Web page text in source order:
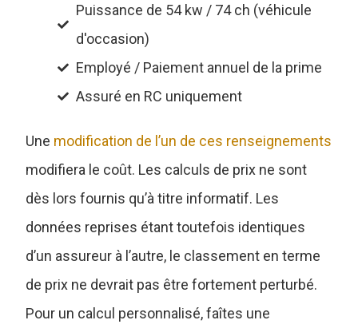
Puissance de 54 kw / 74 ch (véhicule
d'occasion)
Employé / Paiement annuel de la prime
Assuré en RC uniquement
Une modification de l’un de ces renseignements
modifiera le coût. Les calculs de prix ne sont
dès lors fournis qu’à titre informatif. Les
données reprises étant toutefois identiques
d’un assureur à l’autre, le classement en terme
de prix ne devrait pas être fortement perturbé.
Pour un calcul personnalisé, faîtes une